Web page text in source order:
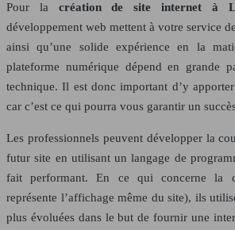
Pour la création de site internet à
développement web mettent à votre service
ainsi qu’une solide expérience en la
plateforme numérique dépend en grande
technique. Il est donc important d’y
car c’est ce qui pourra vous garantir un
Les professionnels peuvent développer la
futur site en utilisant un langage de
fait performant. En ce qui concerne la
représente l’affichage même du site), ils
plus évoluées dans le but de fournir une